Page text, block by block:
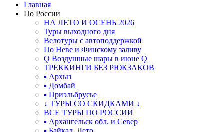
Главная
По России
НА ЛЕТО И ОСЕНЬ 2026
Туры выходного дня
Велотуры с автоподдержкой
По Неве и Финскому заливу
Ǫ Воздушные шары в июне Ǫ
ТРЕККИНГИ БЕЗ РЮКЗАКОВ
▪ Архыз
▪ Домбай
▪ Приэльбрусье
↓ ТУРЫ СО СКИДКАМИ ↓
ВСЕ ТУРЫ ПО РОССИИ
▪ Архангельск обл. и Север